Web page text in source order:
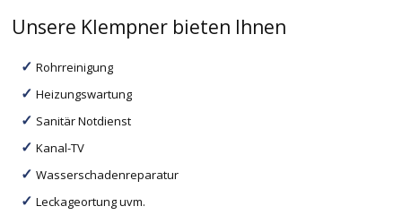
Unsere Klempner bieten Ihnen
Rohrreinigung
Heizungswartung
Sanitär Notdienst
Kanal-TV
Wasserschadenreparatur
Leckageortung uvm.